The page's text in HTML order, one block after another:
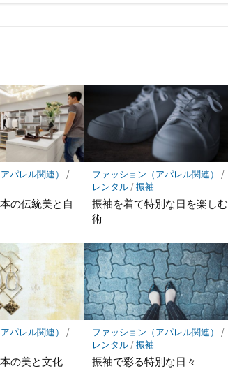
パレル関連）
/
の伝統美と自
ファッション（アパレル関連）
/
レンタル/振袖
振袖を着て特別な日を楽しむ
術
パレル関連）
/
の美と文化
ファッション（アパレル関連）
/
レンタル/振袖
振袖で彩る特別な日々